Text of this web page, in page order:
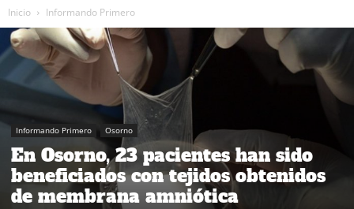
Inicio Informando Primero
Informando Primero Osorno
En Osorno, 23 pacientes han sido
beneficiados con tejidos obtenidos
de membrana amniótica